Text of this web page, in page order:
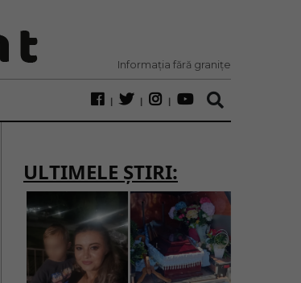
Informația fără granițe
ULTIMELE ȘTIRI: